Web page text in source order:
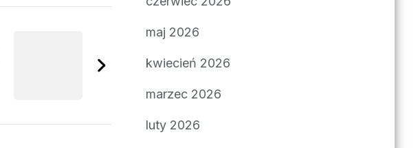
maj 2026
kwiecień 2026
marzec 2026
luty 2026